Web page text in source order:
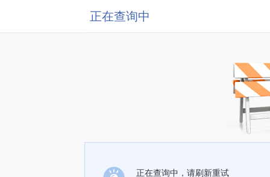
正在查询中
正在查询中，请刷新重试